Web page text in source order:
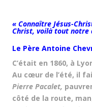
« Connaître Jésus-
Christ, voilà tout notre
Le Père Antoine
C’était en 1860, à
Au cœur de l’été, il
Pierre Pacalet,
côté de la route,